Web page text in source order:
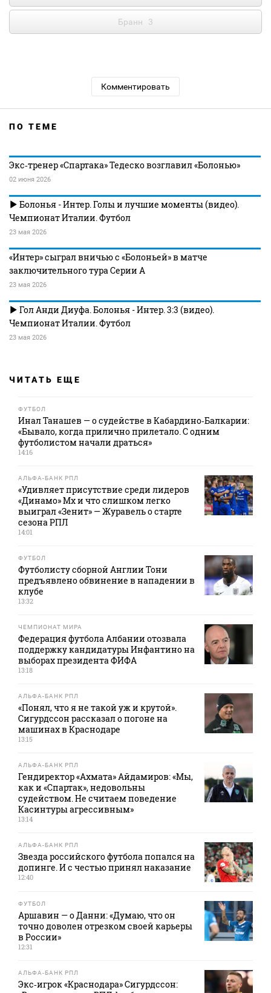
Бранн 3
Комментировать
ПО ТЕМЕ
Экс‑тренер «Спартака» Тедеско возглавил «Болонью»
02 июня 2026
Болонья - Интер. Голы и лучшие моменты (видео).
Чемпионат Италии. Футбол
23 мая 2026
«Интер» сыграл вничью с «Болоньей» в матче
заключительного тура Серии А
23 мая 2026
Гол Анди Диуфа. Болонья - Интер. 3:3 (видео).
Чемпионат Италии. Футбол
23 мая 2026
ЧИТАТЬ ЕЩЕ
ФУТБОЛ
Инал Танашев — о судействе в Кабардино‑Балкарии:
«Бывало, когда прилично прилетало. С одним
футболистом начали драться»
14:16
АЛЬФА-БАНК РПЛ
«Удивляет присутствие среди лидеров
«Динамо» Мх и что слишком легко
выиграл «Зенит» — Журавель о старте
сезона РПЛ
14:01
ФУТБОЛ
Футболисту сборной Англии Тони
предъявлено обвинение в нападении в
клубе
13:32
ЧЕМПИОНАТ МИРА
Федерация футбола Албании отозвала
поддержку кандидатуры Инфантино на
выборах президента ФИФА
13:18
АЛЬФА-БАНК РПЛ
«Понял, что я не такой уж и крутой».
Сигурдссон рассказал о погоне на
машинах в Краснодаре
13:15
АЛЬФА-БАНК РПЛ
Гендиректор «Ахмата» Айдамиров: «Мы,
как и «Спартак», недовольны
судейством. Не считаем поведение
Касинтуры агрессивным»
13:14
АЛЬФА-БАНК РПЛ
Звезда российского футбола попался на
допинге. И с честью принял наказание
12:40
ФУТБОЛ
Аршавин — о Данни: «Думаю, что он
точно доволен отрезком своей карьеры
в России»
12:31
АЛЬФА-БАНК РПЛ
Экс‑игрок «Краснодара» Сигурдссон: